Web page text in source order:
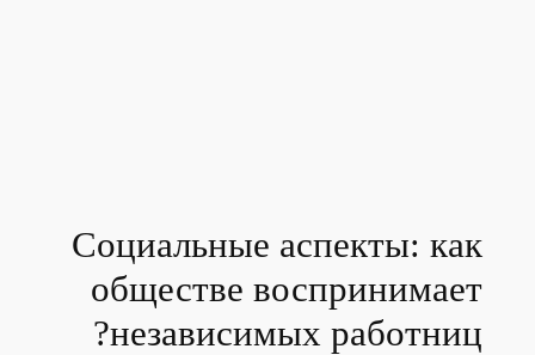
Социальные аспекты:
обществе
независимых